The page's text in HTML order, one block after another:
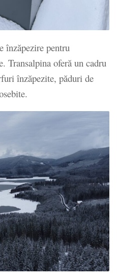
înzăpezire pentru
Transalpina oferă un cadru
înzăpezite, păduri de